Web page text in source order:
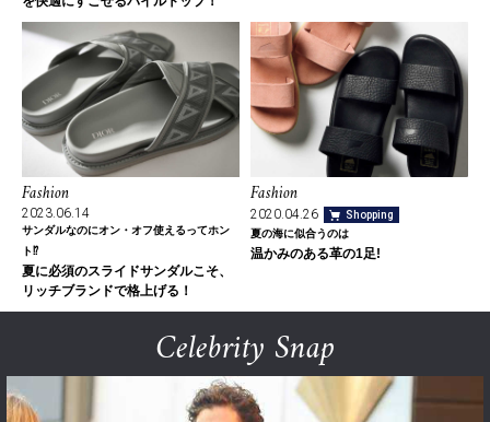
Fashion
2023.06.14
サンダルなのにオン・オフ使えるってホン
ト⁉
夏に必須のスライドサンダルこそ、
リッチブランドで格上げる！
Fashion
2020.04.26
Shopping
夏の海に似合うのは
温かみのある革の1足!
Celebrity Snap